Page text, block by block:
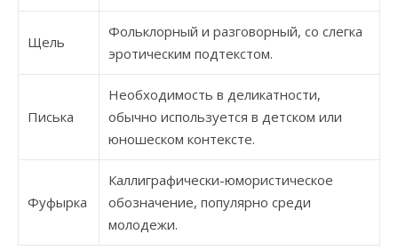
Щель
Фольклорный и разговорный, со слегка
эротическим подтекстом.
Писька
Необходимость в деликатности,
обычно используется в детском или
юношеском контексте.
Фуфырка
Каллиграфически-юмористическое
обозначение, популярно среди
молодежи.